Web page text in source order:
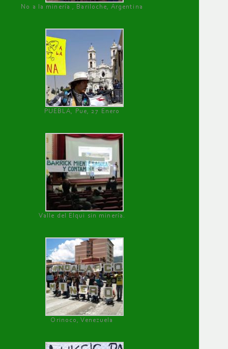
No a la minería , Bariloche, Argentina
PUEBLA, Pue, 27 Enero
Valle del Elqui sin minería.
Orinoco, Venezuela